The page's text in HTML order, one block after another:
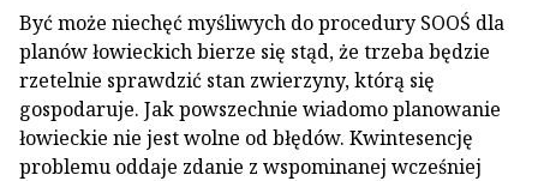
Być może niechęć myśliwych do procedury SOOŚ dla
planów łowieckich bierze się stąd, że trzeba będzie
rzetelnie sprawdzić stan zwierzyny, którą się
gospodaruje. Jak powszechnie wiadomo planowanie
łowieckie nie jest wolne od błędów. Kwintesencję
problemu oddaje zdanie z wspominanej wcześniej